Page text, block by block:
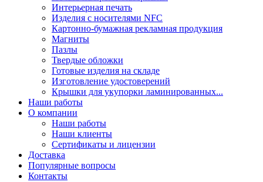
Интерьерная печать
Изделия с носителями NFC
Картонно-бумажная рекламная продукция
Магниты
Пазлы
Твердые обложки
Готовые изделия на складе
Изготовление удостоверений
Крышки для укупорки ламинированных...
Наши работы
О компании
Наши работы
Наши клиенты
Сертификаты и лицензии
Доставка
Популярные вопросы
Контакты